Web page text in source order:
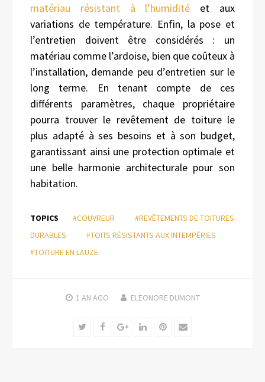
matériau résistant à l’humidité et aux
variations de température. Enfin, la pose et
l’entretien doivent être considérés : un
matériau comme l’ardoise, bien que coûteux à
l’installation, demande peu d’entretien sur le
long terme. En tenant compte de ces
différents paramètres, chaque propriétaire
pourra trouver le revêtement de toiture le
plus adapté à ses besoins et à son budget,
garantissant ainsi une protection optimale et
une belle harmonie architecturale pour son
habitation.
TOPICS #COUVREUR
#REVÊTEMENTS DE TOITURES
DURABLES
#TOITS RÉSISTANTS AUX INTEMPÉRIES
#TOITURE EN LAUZE
1 AN AGO ELEONORE DUMONT
TwitterFacebookGoogle+LinkedInPinterest
Email